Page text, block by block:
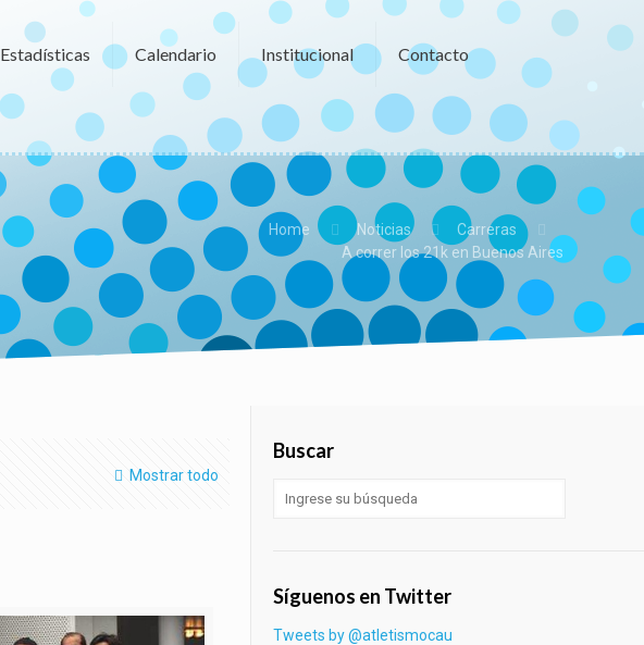
Estadísticas Calendario Institucional Contacto
Home Noticias
Carreras
A correr los 21k en Buenos Aires
Mostrar todo
Buscar
Síguenos en Twitter
Tweets by @atletismocau